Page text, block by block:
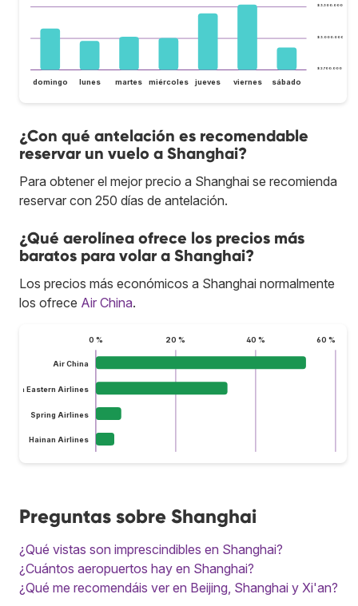
$ 2.700.000
$ 3.000.000
$ 3.300.000
domingo lunes martes miércoles jueves viernes sábado
¿Con qué antelación es recomendable
reservar un vuelo a Shanghai?
Para obtener el mejor precio a Shanghai se recomienda
reservar con 250 días de antelación.
¿Qué aerolínea ofrece los precios más
baratos para volar a Shanghai?
Los precios más económicos a Shanghai normalmente
los ofrece Air China.
0 % 20 % 40 % 60 %
Air China
China Eastern Airlines
Spring Airlines
Hainan Airlines
Preguntas sobre Shanghai
¿Qué vistas son imprescindibles en Shanghai?
¿Cuántos aeropuertos hay en Shanghai?
¿Qué me recomendáis ver en Beijing, Shanghai y Xi'an?